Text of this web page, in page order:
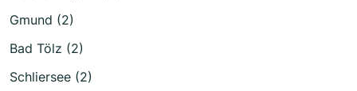
Gmund (2)
Bad Tölz (2)
Schliersee (2)